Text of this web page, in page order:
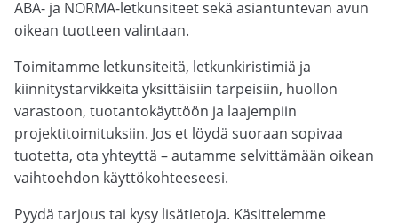
ABA- ja NORMA-letkunsiteet sekä asiantuntevan avun
oikean tuotteen valintaan.
Toimitamme letkunsiteitä, letkunkiristimiä ja
kiinnitystarvikkeita yksittäisiin tarpeisiin, huollon
varastoon, tuotantokäyttöön ja laajempiin
projektitoimituksiin. Jos et löydä suoraan sopivaa
tuotetta, ota yhteyttä – autamme selvittämään oikean
vaihtoehdon käyttökohteeseesi.
Pyydä tarjous tai kysy lisätietoja. Käsittelemme